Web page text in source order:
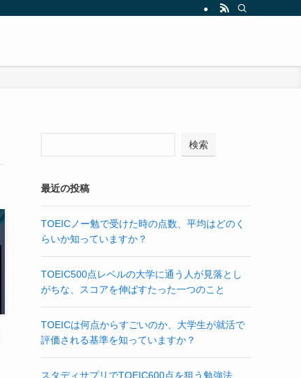
検索
最近の投稿
TOEICノー勉で受けた時の点数、平均はどのく
らいか知っていますか？
TOEIC500点レベルの大学に通う人が見落とし
がちな、スコアを伸ばすたった一つのこと
TOEICは何点からすごいのか、大学生が就活で
評価される基準を知っていますか？
スタディサプリでTOEIC600点を狙う勉強法、